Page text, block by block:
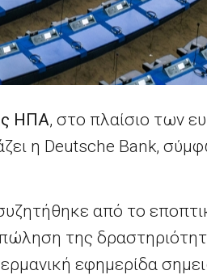
ΗΠΑ, στο πλαίσιο των
η Deutsche Bank,
από το
της
εφημερίδα